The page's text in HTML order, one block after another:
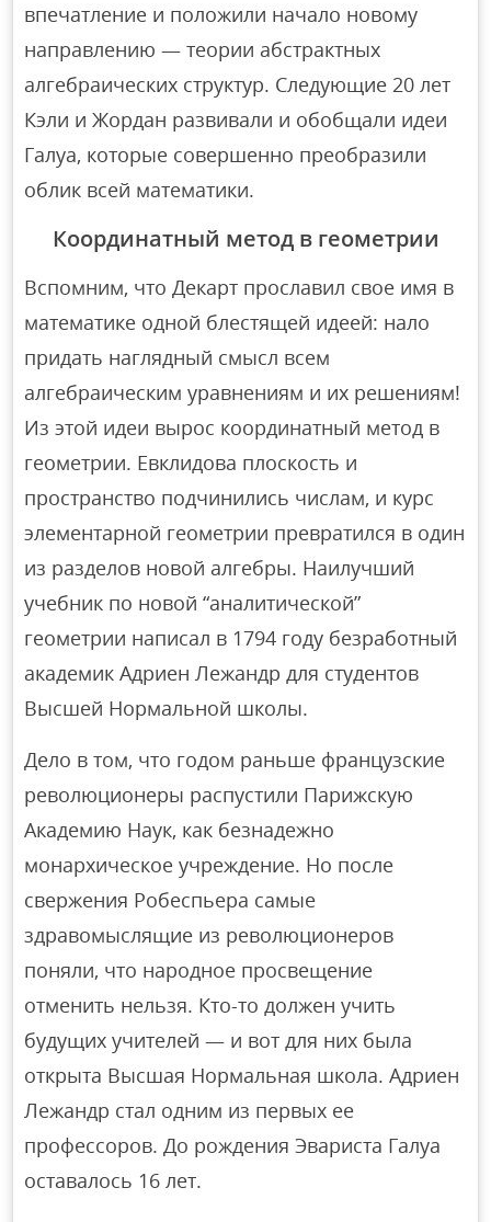
впечатление и положили начало новому
направлению — теории абстрактных
алгебраических структур. Следующие 20 лет
Кэли и Жордан развивали и обобщали идеи
Галуа, которые совершенно преобразили
облик всей математики.
Координатный метод в геометрии
Вспомним, что Декарт прославил свое имя в
математике одной блестящей идеей: нало
придать наглядный смысл всем
алгебраическим уравнениям и их решениям!
Из этой идеи вырос координатный метод в
геометрии. Евклидова плоскость и
пространство подчинились числам, и курс
элементарной геометрии превратился в один
из разделов новой алгебры. Наилучший
учебник по новой “аналитической”
геометрии написал в 1794 году безработный
академик Адриен Лежандр для студентов
Высшей Нормальной школы.
Дело в том, что годом раньше французские
революционеры распустили Парижскую
Академию Наук, как безнадежно
монархическое учреждение. Но после
свержения Робеспьера самые
здравомыслящие из революционеров
поняли, что народное просвещение
отменить нельзя. Кто-то должен учить
будущих учителей — и вот для них была
открыта Высшая Нормальная школа. Адриен
Лежандр стал одним из первых ее
профессоров. До рождения Эвариста Галуа
оставалось 16 лет.